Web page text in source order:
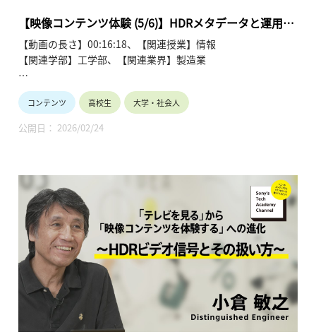
第5回「HDRメタデータと運用提案」
第6回「テレビの様々な技術と今後の体験進化」
【映像コンテンツ体験 (5/6)】HDRメタデータと運用提
案 (5/6)～ 小倉 敏之
【動画の長さ】00:16:18、【関連授業】情報
【関連学部】工学部、【関連業界】製造業
Sony's Tech Academy Channelでは、ソニーのエンジニア
が、私たちの生活の中で活用されているテクノロジーについ
て、基礎から最新情報までわかりやすくお伝えします。
解説します。
●「テレビを見る」から「映像コンテンツを体験する」への進
化～ 小倉 敏之 【Sony’s Tech Academy Channel】
https://www.youtube.com/playlist?
list=PLT57hSt26YAw9AbcyDb2YD75X8aKr-lxm
第1回「歴史を振り返る」
第2回「テレビの進化軸と画質五要素」
第3回「HDRとは」
コンテンツ 高校生 大学・社会人
公開日： 2026/02/24